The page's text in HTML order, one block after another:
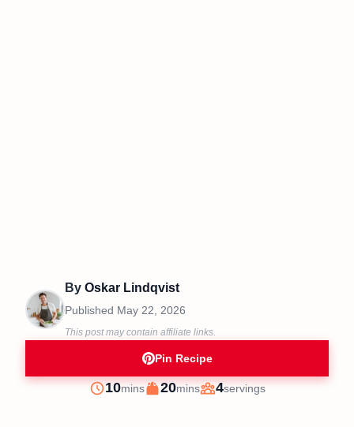
By Oskar Lindqvist
Published May 22, 2026
This post may contain affiliate links.
Pin Recipe
Prep
10minutes
mins
Cook
20minutes
mins
Servings
4servings